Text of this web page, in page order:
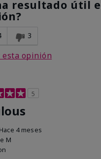
resultado útil
3
esta opinión
5
Hace 4 meses
M